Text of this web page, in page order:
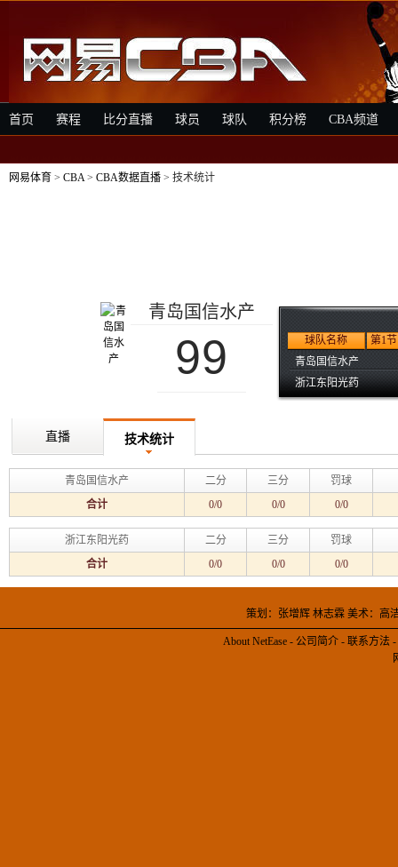
首页 赛程 比分直播 球员 球队 积分榜 CBA频道
网易体育 > CBA> CBA数据直播 > 技术统计
青岛国信水产
99 球队名称
第1节
青岛国信水产
浙江东阳光药
直播 技术统计
青岛国信水产 二分 三分
罚球
合计
0/0 0/0 0/0
浙江东阳光药 二分 三分
罚球
合计
0/0 0/0 0/0
策划：张增辉 林志霖 美术：
About NetEase - 公司简介 - 联系方法 -